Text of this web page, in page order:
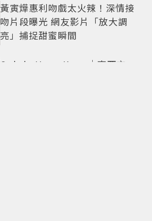
黃寅燁惠利吻戲太火辣！深情接
吻片段曝光 網友影片「放大調
亮」捕捉甜蜜瞬間
Only in Hong Kong｜東西交